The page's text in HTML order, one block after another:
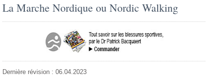
La Marche Nordique ou Nordic Walking
Dernière révision : 06.04.2023